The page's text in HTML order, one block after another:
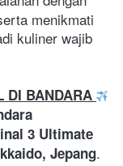
kuliner wajib
DI BANDARA
3 Ultimate
Jepang.